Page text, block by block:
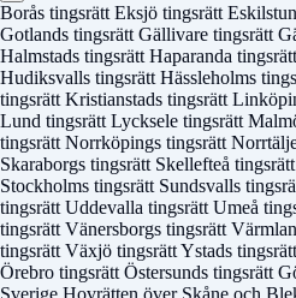
Borås tingsrätt Eksjö tingsrätt
Gotlands tingsrätt Gällivare tingsrätt
Halmstads tingsrätt Haparanda tingsrätt
Hudiksvalls tingsrätt Hässleholms
tingsrätt Kristianstads tingsrätt
Lund tingsrätt Lycksele tingsrätt
tingsrätt Norrköpings tingsrätt
Skaraborgs tingsrätt Skellefteå tingsrätt
Stockholms tingsrätt Sundsvalls
tingsrätt Uddevalla tingsrätt Umeå
tingsrätt Vänersborgs tingsrätt
tingsrätt Växjö tingsrättYstads tingsrätt
Örebro tingsrätt Östersunds tingsrätt
Sverige Hovrätten över Skåne och